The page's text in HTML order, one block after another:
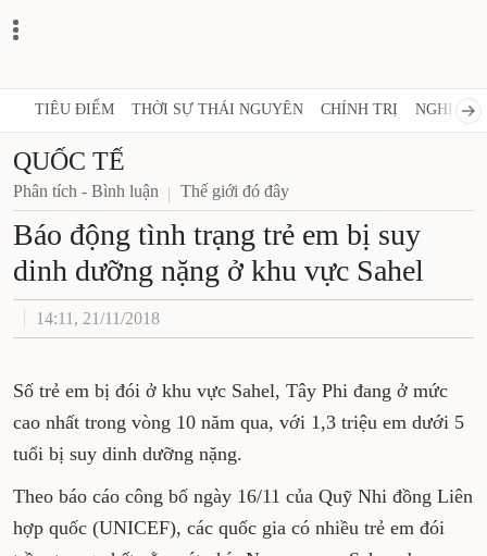
TIÊU ĐIỂM THỜI SỰ THÁI NGUYÊN CHÍNH TRỊ NGHỊ
QUỐC TẾ
Phân tích - Bình luận Thế giới đó đây
Báo động tình trạng trẻ em bị suy
dinh dưỡng nặng ở khu vực Sahel
14:11, 21/11/2018
Số trẻ em bị đói ở khu vực Sahel, Tây Phi đang ở mức
cao nhất trong vòng 10 năm qua, với 1,3 triệu em dưới 5
tuổi bị suy dinh dưỡng nặng.
Theo báo cáo công bố ngày 16/11 của Quỹ Nhi đồng Liên
hợp quốc (UNICEF), các quốc gia có nhiều trẻ em đói